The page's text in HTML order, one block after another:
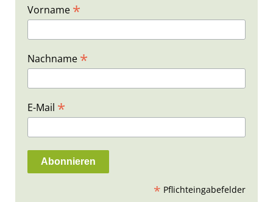
Vorname *
Nachname *
E-Mail *
* Pflichteingabefelder